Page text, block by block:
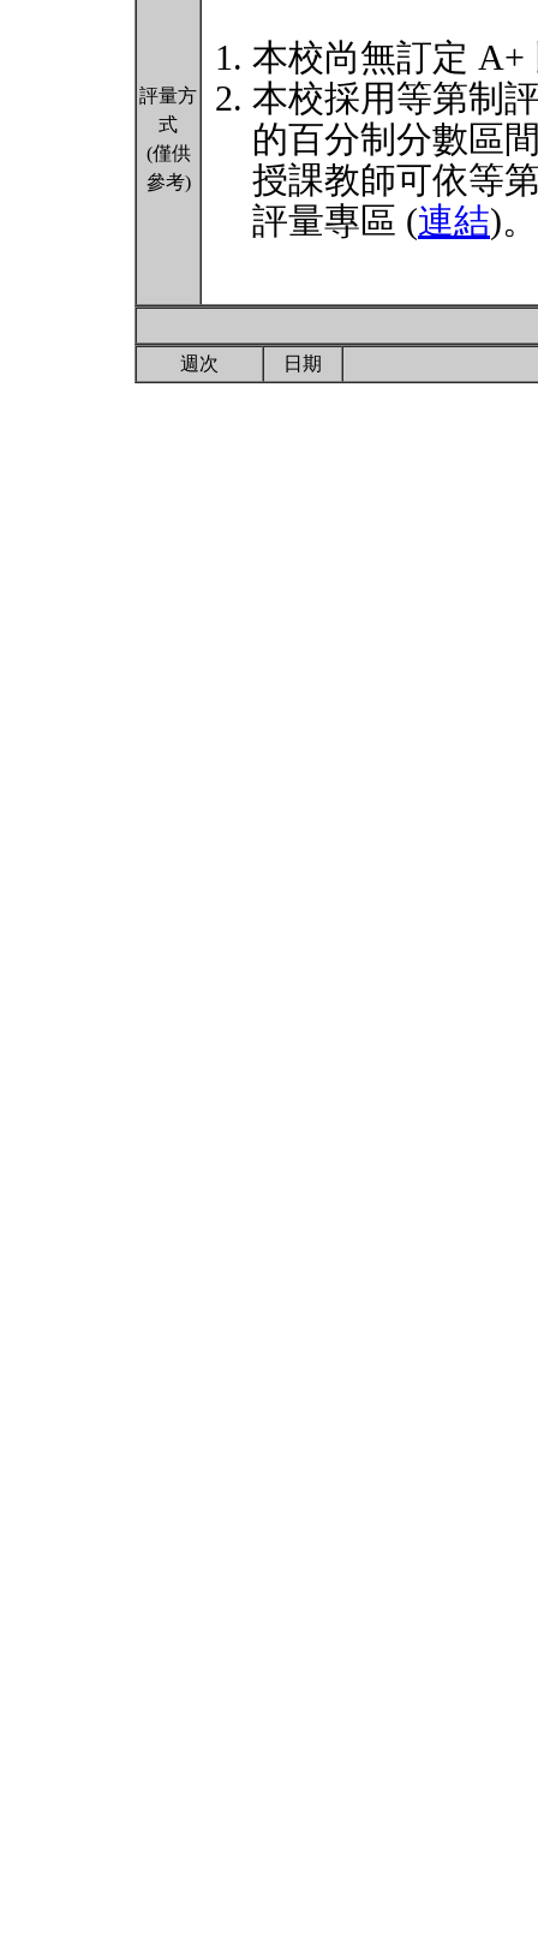
評量方
式
(僅供
參考)
本校尚無訂定 A+
本校採用等第制
的百分制分數區
授課教師可依等
評量專區 (連結)。
週次 日期